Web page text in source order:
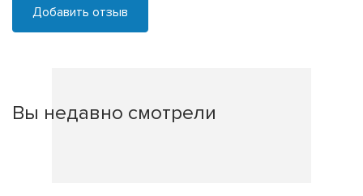
Добавить отзыв
Вы недавно смотрели